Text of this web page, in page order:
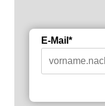
E-Mail*